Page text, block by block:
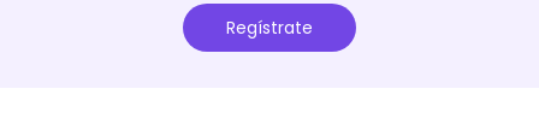
Regístrate